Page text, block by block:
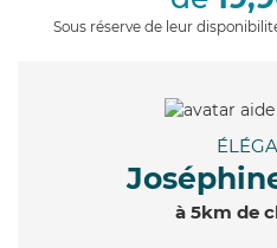
Sous réserve de leur
à 5km de